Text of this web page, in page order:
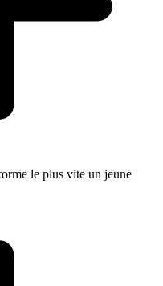
le plus vite un jeune